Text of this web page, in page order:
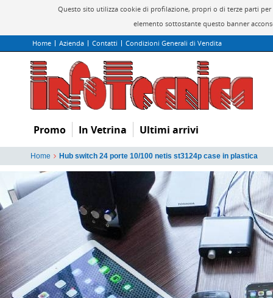
Questo sito utilizza cookie di profilazione, propri o di terze parti
elemento sottostante questo banner
Home Azienda Contatti Condizioni Generali di Vendita
Promo In Vetrina Ultimi arrivi
Home Hub switch 24 porte 10/100 netis st3124p case in plastica